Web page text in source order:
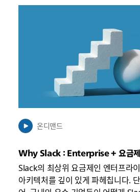
릴
수
있
온디맨드
Why Slack : Enterprise + 요금제
Slack의 최상위 요금제인 엔터프라
아키텍처를 깊이 있게 파헤칩니다.